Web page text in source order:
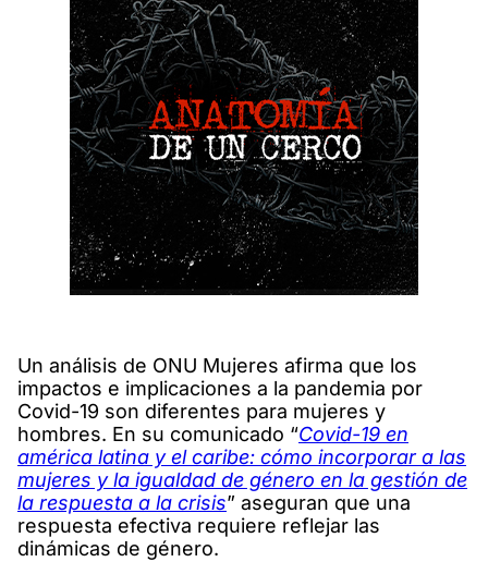
Un análisis de ONU Mujeres afirma que los
impactos e implicaciones a la pandemia por
Covid-19 son diferentes para mujeres y
hombres. En su comunicado “Covid-19 en
américa latina y el caribe: cómo incorporar a las
mujeres y la igualdad de género en la gestión de
la respuesta a la crisis” aseguran que una
respuesta efectiva requiere reflejar las
dinámicas de género.